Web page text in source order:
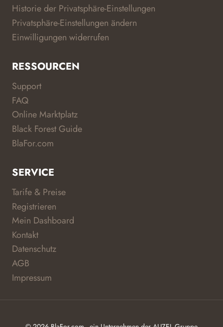
Historie der Privatsphäre-Einstellungen
Privatsphäre-Einstellungen ändern
Einwilligungen widerrufen
RESSOURCEN
Support
FAQ
Online Marktplatz
Black Forest Guide
BlaFor.com
SERVICE
Tarife & Preise
Registrieren
Mein Dashboard
Kontakt
Datenschutz
AGB
Impressum